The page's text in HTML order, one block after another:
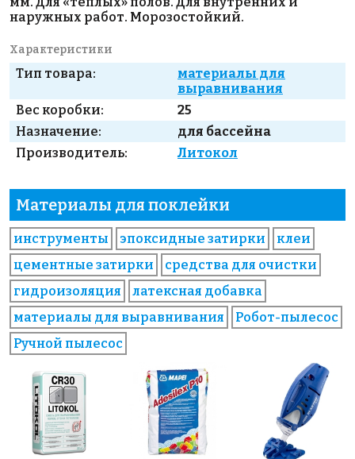
наружных работ. Морозостойкий.
Характеристики
Тип товара:
материалы для
выравнивания
Вес коробки:
25
Назначение:
для бассейна
Производитель:
Литокол
Материалы для поклейки
инструменты эпоксидные затирки
клеи
цементные затирки
средства для очистки
гидроизоляция
латексная добавка
материалы для выравнивания
Робот-пылесос
Ручной пылесос